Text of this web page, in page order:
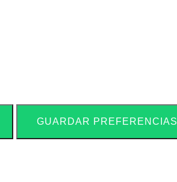
GUARDAR PREFERENCIAS